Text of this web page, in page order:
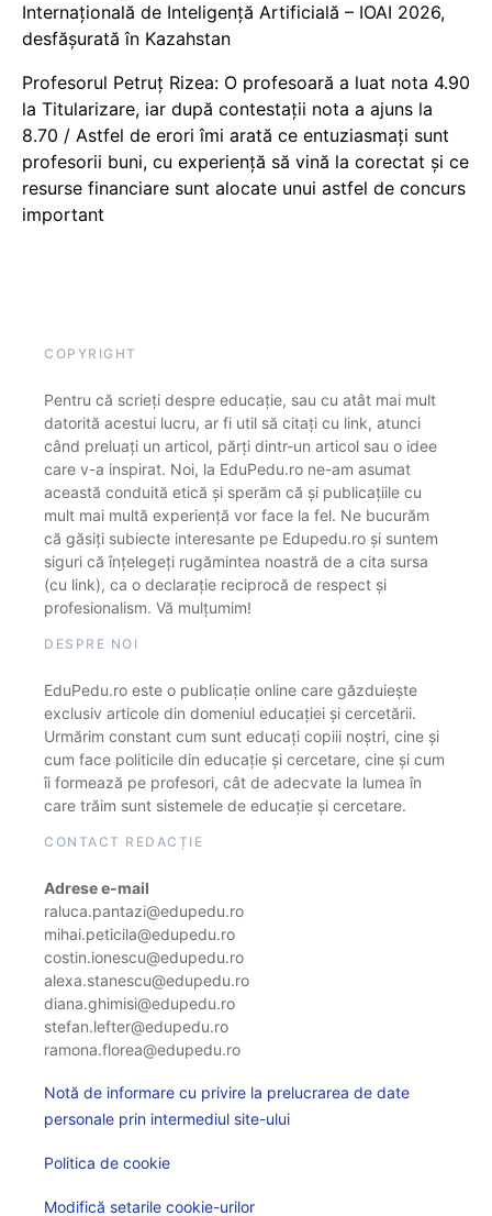
Internațională de Inteligență Artificială – IOAI 2026,
desfășurată în Kazahstan
Profesorul Petruț Rizea: O profesoară a luat nota 4.90
la Titularizare, iar după contestații nota a ajuns la
8.70 / Astfel de erori îmi arată ce entuziasmați sunt
profesorii buni, cu experiență să vină la corectat și ce
resurse financiare sunt alocate unui astfel de concurs
important
COPYRIGHT
Pentru că scrieți despre educație, sau cu atât mai mult
datorită acestui lucru, ar fi util să citați cu link, atunci
când preluați un articol, părți dintr-un articol sau o idee
care v-a inspirat. Noi, la EduPedu.ro ne-am asumat
această conduită etică și sperăm că și publicațiile cu
mult mai multă experiență vor face la fel. Ne bucurăm
că găsiți subiecte interesante pe Edupedu.ro și suntem
siguri că înțelegeți rugămintea noastră de a cita sursa
(cu link), ca o declarație reciprocă de respect și
profesionalism. Vă mulțumim!
DESPRE NOI
EduPedu.ro este o publicație online care găzduiește
exclusiv articole din domeniul educației și cercetării.
Urmărim constant cum sunt educați copiii noștri, cine și
cum face politicile din educație și cercetare, cine și cum
îi formează pe profesori, cât de adecvate la lumea în
care trăim sunt sistemele de educație și cercetare.
CONTACT REDACȚIE
Adrese e-mail
raluca.pantazi@edupedu.ro
mihai.peticila@edupedu.ro
costin.ionescu@edupedu.ro
alexa.stanescu@edupedu.ro
diana.ghimisi@edupedu.ro
stefan.lefter@edupedu.ro
ramona.florea@edupedu.ro
Notă de informare cu privire la prelucrarea de date
personale prin intermediul site-ului
Politica de cookie
Modifică setarile cookie-urilor